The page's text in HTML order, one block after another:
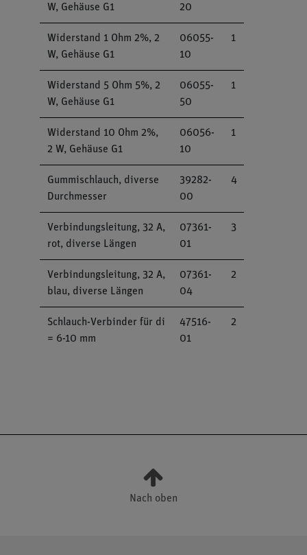
W, Gehäuse G1
20
Widerstand 1 Ohm 2%, 2
W, Gehäuse G1
06055-
10
1
Widerstand 5 Ohm 5%, 2
W, Gehäuse G1
06055-
50
1
Widerstand 10 Ohm 2%,
2 W, Gehäuse G1
06056-
10
1
Gummischlauch, diverse
Durchmesser
39282-
00
4
Verbindungsleitung, 32 A,
rot, diverse Längen
07361-
01
3
Verbindungsleitung, 32 A,
blau, diverse Längen
07361-
04
2
Schlauch-Verbinder für di
= 6-10 mm
47516-
01
2
Nach oben